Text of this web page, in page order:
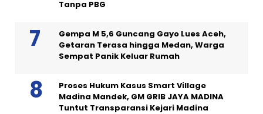
Tanpa PBG
Gempa M 5,6 Guncang Gayo Lues Aceh,
Getaran Terasa hingga Medan, Warga
Sempat Panik Keluar Rumah
Proses Hukum Kasus Smart Village
Madina Mandek, GM GRIB JAYA MADINA
Tuntut Transparansi Kejari Madina